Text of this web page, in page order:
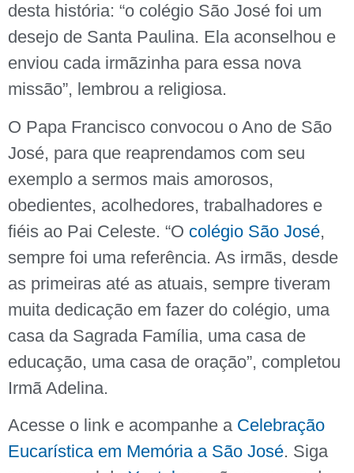
desta história: “o colégio São José foi um
desejo de Santa Paulina. Ela aconselhou e
enviou cada irmãzinha para essa nova
missão”, lembrou a religiosa.
O Papa Francisco convocou o Ano de São
José, para que reaprendamos com seu
exemplo a sermos mais amorosos,
obedientes, acolhedores, trabalhadores e
fiéis ao Pai Celeste. “O colégio São José,
sempre foi uma referência. As irmãs, desde
as primeiras até as atuais, sempre tiveram
muita dedicação em fazer do colégio, uma
casa da Sagrada Família, uma casa de
educação, uma casa de oração”, completou
Irmã Adelina.
Acesse o link e acompanhe aCelebração
Eucarística em Memória a São José. Siga